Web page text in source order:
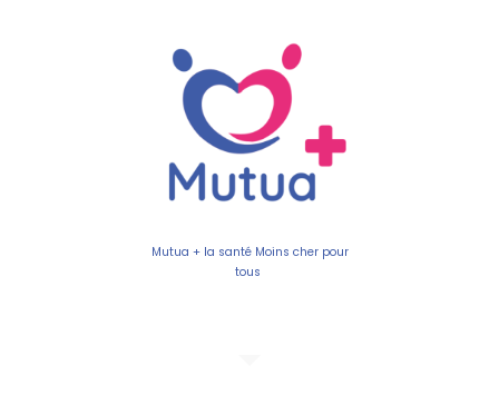
Mutua + la santé Moins cher pour
tous